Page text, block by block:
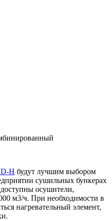
H будут лучшим выбором
сушильных бункерах
доступны осушители,
м3/ч. При необходимости в
нагревательный элемент,